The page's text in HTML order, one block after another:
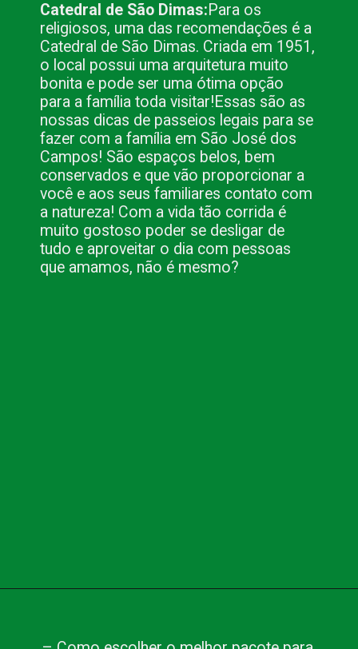
Catedral de São Dimas:Para os
religiosos, uma das recomendações é a
Catedral de São Dimas. Criada em 1951,
o local possui uma arquitetura muito
bonita e pode ser uma ótima opção
para a família toda visitar!Essas são as
nossas dicas de passeios legais para se
fazer com a família em São José dos
Campos! São espaços belos, bem
conservados e que vão proporcionar a
você e aos seus familiares contato com
a natureza! Com a vida tão corrida é
muito gostoso poder se desligar de
tudo e aproveitar o dia com pessoas
que amamos, não é mesmo?